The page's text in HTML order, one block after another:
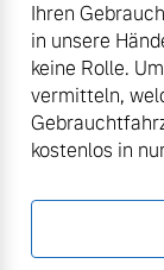
Ihren
in unsere
keine Rolle.
vermitteln,
kostenlos in